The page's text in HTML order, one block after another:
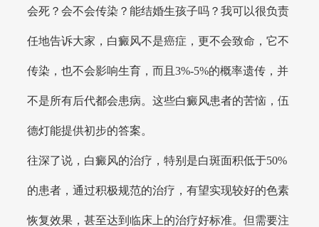
会死？会不会传染？能结婚生孩子吗？我可以很负责
任地告诉大家，白癜风不是癌症，更不会致命，它不
传染，也不会影响生育，而且3%-5%的概率遗传，并
不是所有后代都会患病。这些白癜风患者的苦恼，伍
德灯能提供初步的答案。
往深了说，白癜风的治疗，特别是白斑面积低于50%
的患者，通过积极规范的治疗，有望实现较好的色素
恢复效果，甚至达到临床上的治疗好标准。但需要注